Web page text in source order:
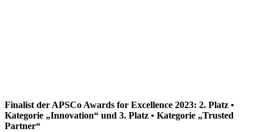
Finalist der APSCo Awards for Excellence 2023: 2. Platz •
Kategorie „Innovation“ und 3. Platz • Kategorie „Trusted
Partner“